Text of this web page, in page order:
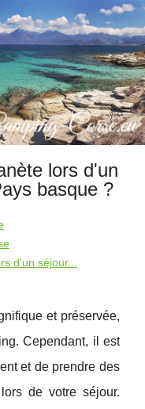
lors d'un
basque ?
d'un séjour...
et préservée,
Cependant, il est
et de prendre des
de votre séjour.